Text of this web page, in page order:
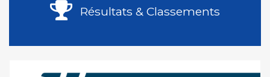
Résultats & Classements